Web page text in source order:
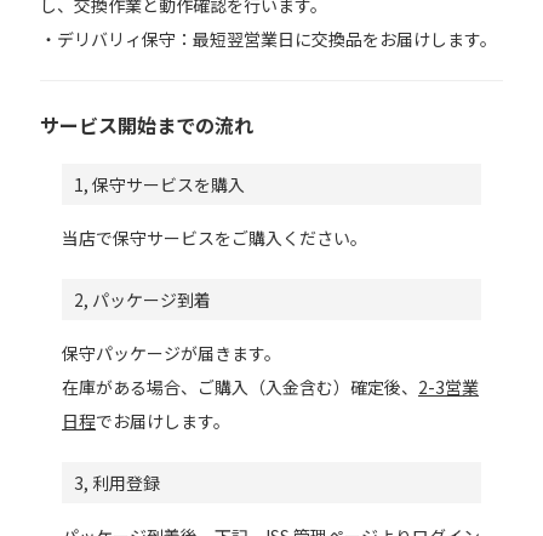
し、交換作業と動作確認を行います。
・デリバリィ保守：最短翌営業日に交換品をお届けします。
サービス開始までの流れ
1, 保守サービスを購入
当店で保守サービスをご購入ください。
2, パッケージ到着
保守パッケージが届きます。
在庫がある場合、ご購入（入金含む）確定後、 2-3営業
日程でお届けします。
3, 利用登録